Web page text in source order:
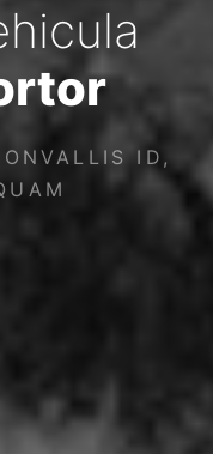
ID,